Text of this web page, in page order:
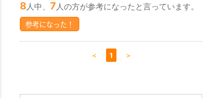
8人中、 7 人の方が参考になったと言っています。
参考になった！
＜ 1 ＞